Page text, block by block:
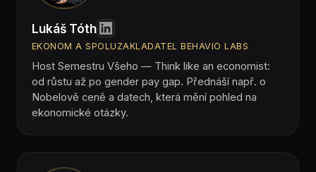
Lukáš Tóth
EKONOM A SPOLUZAKLADATEL BEHAVIO LABS
Host Semestru Všeho — Think like an economist:
od růstu až po gender pay gap. Přednáší např. o
Nobelově ceně a datech, která mění pohled na
ekonomické otázky.